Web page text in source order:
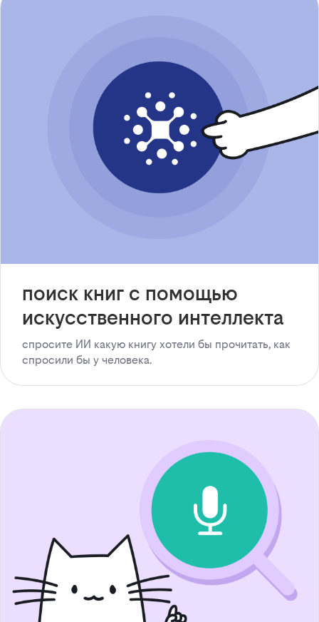
поиск книг с помощью
искусственного интеллекта
спросите ИИ какую книгу хотели бы прочитать, как
спросили бы у человека.